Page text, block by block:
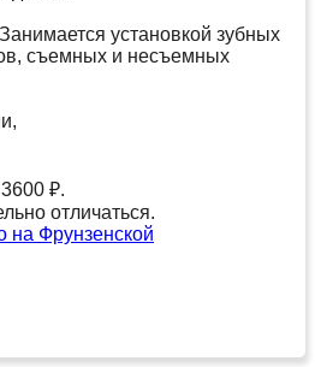
установкой зубных
съемных и несъемных
₽.
отличаться.
на Фрунзенской